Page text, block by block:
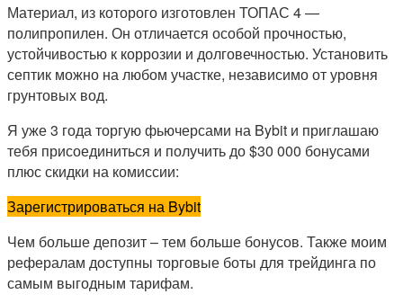
Материал, из которого изготовлен ТОПАС 4 —
полипропилен. Он отличается особой прочностью,
устойчивостью к коррозии и долговечностью. Установить
септик можно на любом участке, независимо от уровня
грунтовых вод.
Я уже 3 года торгую фьючерсами на Bybit и приглашаю
тебя присоединиться и получить до $30 000 бонусами
плюс скидки на комиссии:
Зарегистрироваться на Bybit
Чем больше депозит – тем больше бонусов. Также моим
рефералам доступны торговые боты для трейдинга по
самым выгодным тарифам.